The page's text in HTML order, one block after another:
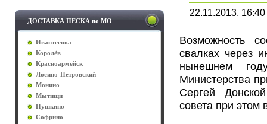
ДОСТАВКА ПЕСКА по МО
Ивантеевка
Королёв
Красноармейск
Лосино-Петровский
Монино
Мытищи
Пушкино
Софрино
22.11.2013,
Возможность
свалках через
нынешнем
Министерства
Сергей
совета при этом